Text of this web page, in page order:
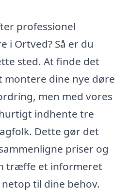
professionel
i Ortved? Så er du
sted. At finde det
dine nye døre
men med vores
indhente tre
Dette gør det
priser og
træffe et informeret
til dine behov.